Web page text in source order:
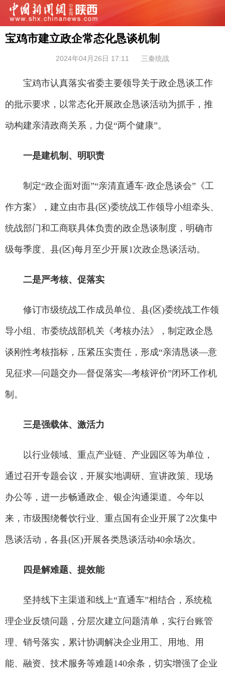
宝鸡市建立政企常态化恳谈机制
2024年04月26日 17:11 三秦统战
宝鸡市认真落实省委主要领导关于政企恳谈工作
的批示要求，以常态化开展政企恳谈活动为抓手，推
动构建亲清政商关系，力促“两个健康”。
一是建机制、明职责
制定“政企面对面”“亲清直通车·政企恳谈会”《工
作方案》，建立由市县(区)委统战工作领导小组牵头、
统战部门和工商联具体负责的政企恳谈制度，明确市
级每季度、县(区)每月至少开展1次政企恳谈活动。
二是严考核、促落实
修订市级统战工作成员单位、县(区)委统战工作领
导小组、市委统战部机关《考核办法》，制定政企恳
谈刚性考核指标，压紧压实责任，形成“亲清恳谈—意
见征求—问题交办—督促落实—考核评价”闭环工作机
制。
三是强载体、激活力
以行业领域、重点产业链、产业园区等为单位，
通过召开专题会议，开展实地调研、宣讲政策、现场
办公等，进一步畅通政企、银企沟通渠道。今年以
来，市级围绕餐饮行业、重点国有企业开展了2次集中
恳谈活动，各县(区)开展各类恳谈活动40余场次。
四是解难题、提效能
坚持线下主渠道和线上“直通车”相结合，系统梳
理企业反馈问题，分层次建立问题清单，实行台账管
理、销号落实，累计协调解决企业用工、用地、用
能、融资、技术服务等难题140余条，切实增强了企业